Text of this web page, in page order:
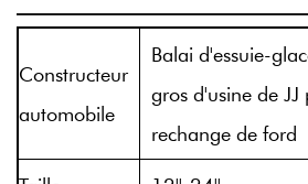
Constructeur
automobile
Balai d'essuie-
gros d'usine de
rechange de ford